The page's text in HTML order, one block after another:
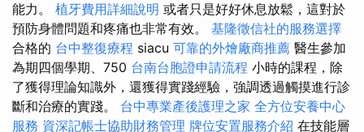
能力。 植牙費用詳細說明 或者只是好好休息放鬆，這對於
預防身體問題和疼痛也非常有效。 基隆徵信社的服務選擇
合格的 台中整復療程 siacu 可靠的外燴廠商推薦 醫生參加
為期四個學期、750 台南台胞證申請流程 小時的課程，除
了獲得理論知識外，還獲得實踐經驗，強調透過觸摸進行診
斷和治療的實踐。 台中專業產後護理之家 全方位安養中心
服務 資深記帳士協助財務管理 牌位安置服務介紹 在技​​能層